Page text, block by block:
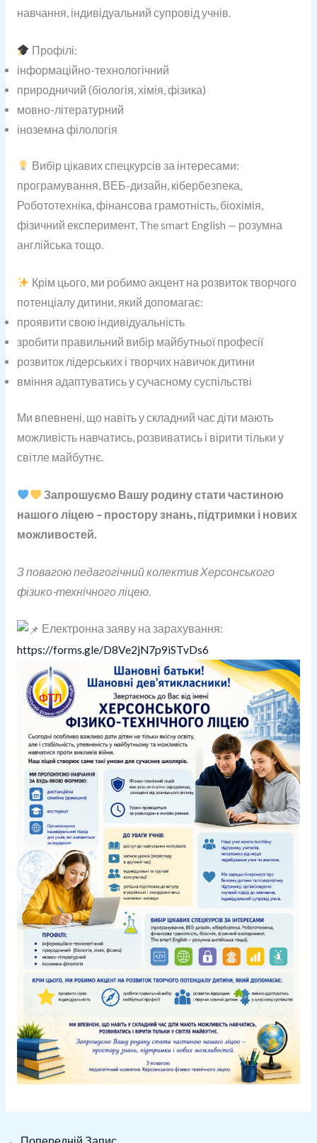
навчання, індивідуальний супровід учнів.
Профілі:
інформаційно-технологічний
природничий (біологія, хімія, фізика)
мовно-літературний
іноземна філологія
Вибір цікавих спецкурсів за інтересами:
програмування, ВЕБ-дизайн, кібербезпека,
Робототехніка, фінансова грамотність, біохімія,
фізичний експеримент, The smart English — розумна
англійська тощо.
Крім цього, ми робимо акцент на розвиток творчого
потенціалу дитини, який допомагає:
проявити свою індивідуальність
зробити правильний вибір майбутньої професії
розвиток лідерських і творчих навичок дитини
вміння адаптуватись у сучасному суспільстві
Ми впевнені, що навіть у складний час діти мають
можливість навчатись, розвиватись і вірити тільки у
світле майбутнє.
Запрошуємо Вашу родину стати частиною
нашого ліцею – простору знань, підтримки і нових
можливостей.
З повагою педагогічний колектив Херсонського
фізико-технічного ліцею.
Електронна заяву на зарахування:
https://forms.gle/D8Ve2jN7p9iSTvDs6